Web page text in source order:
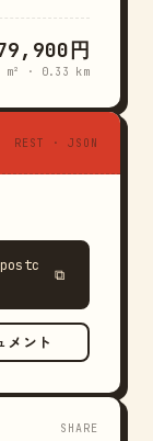
円
m² · 0.33 km
REST · JSON
⧉
メント
SHARE